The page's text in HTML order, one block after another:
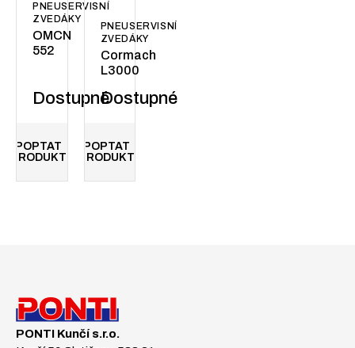
PNEUSERVISNÍ
ZVEDÁKY
OMCN
552
Dostupné
POPTAT
PRODUKT
PNEUSERVISNÍ
ZVEDÁKY
Cormach
L3000
Dostupné
POPTAT
PRODUKT
PONTI Kunčí s.r.o.